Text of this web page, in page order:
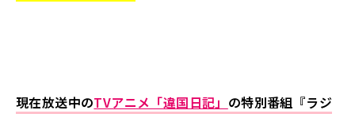
現在放送中のTVアニメ「違国日記」 の特別番組『ラジ